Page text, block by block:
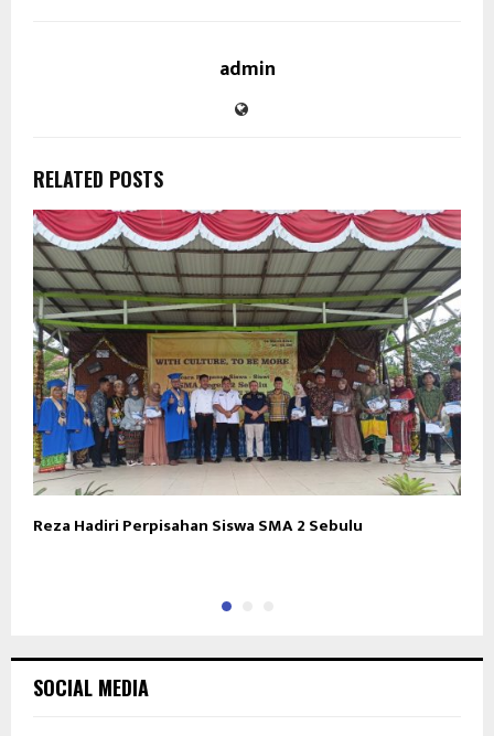
admin
RELATED POSTS
Reza Hadiri Perpisahan Siswa SMA 2 Sebulu
SOCIAL MEDIA